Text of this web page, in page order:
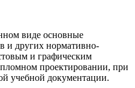
виде основные
и других нормативно-
и графическим
проектировании, при
учебной документации.